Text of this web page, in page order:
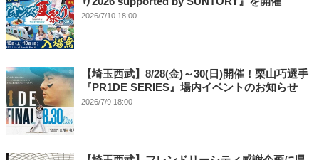
2026/7/10 18:00
【埼玉西武】8/28(金)～30(日)開催！栗山巧選手
『PR1DE SERIES』場内イベントのお知らせ
2026/7/9 18:00